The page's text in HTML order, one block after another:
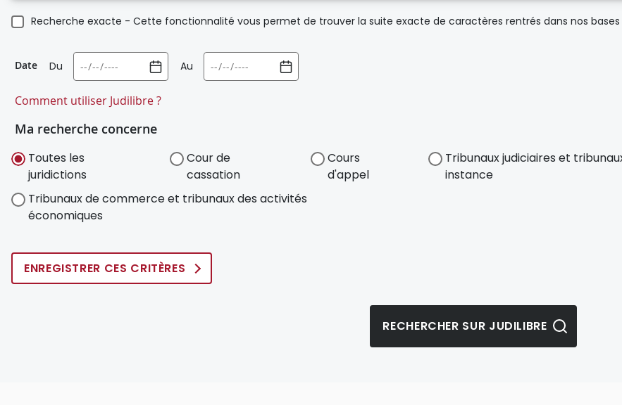
Recherche exacte - Cette fonctionnalité vous permet de trouver la suite exacte de caractères rentrés dans nos bases
Date Du Au
Comment utiliser Judilibre ?
Ma recherche concerne
Toutes les
juridictions
Cour de
cassation
Cours
d'appel
Tribunaux judiciaires et
instance
Tribunaux de commerce et tribunaux des activités
économiques
ENREGISTRER CES CRITÈRES